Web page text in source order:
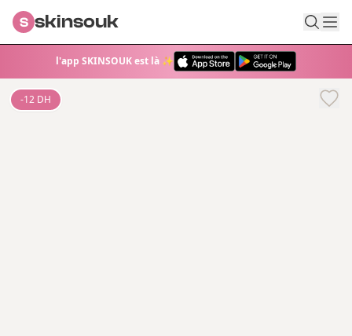
l'app SKINSOUK est là ✨
S skinsouk
-12 DH